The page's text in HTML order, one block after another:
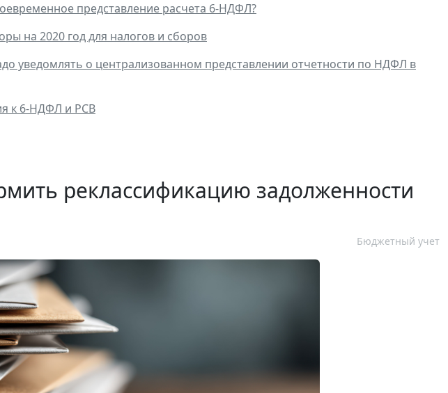
представление расчета 6-НДФЛ?
на 2020 год для налогов и сборов
уведомлять о централизованном представлении отчетности по НДФЛ в
к 6-НДФЛ и РСВ
реклассификацию задолженности
Бюджетный учет